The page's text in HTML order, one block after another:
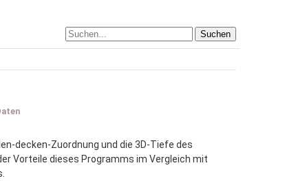
Suchen
decken-Zuordnung und die 3D-Tiefe des
Vorteile dieses Programms im Vergleich mit